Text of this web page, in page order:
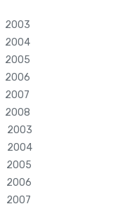
2003
2004
2005
2006
2007
2008
2003
2004
2005
2006
2007